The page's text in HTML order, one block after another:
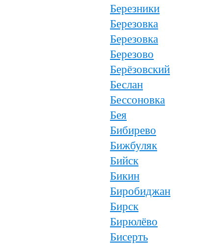
Березники
Березовка
Березовка
Березово
Берёзовский
Беслан
Бессоновка
Бея
Бибирево
Бижбуляк
Бийск
Бикин
Биробиджан
Бирск
Бирюлёво
Бисерть